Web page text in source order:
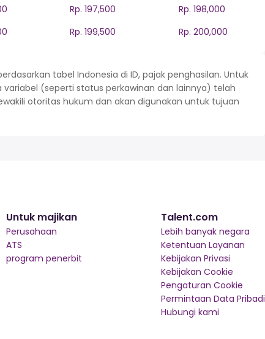
Rp. 197,500
Rp. 198,000
Rp. 199,500 Rp. 200,000
tabel Indonesia di ID, pajak penghasilan. Untuk
(seperti status perkawinan dan lainnya) telah
otoritas hukum dan akan digunakan untuk tujuan
Untuk majikan
Perusahaan
ATS
program penerbit
Talent.com
Lebih banyak negara
Ketentuan Layanan
Kebijakan Privasi
Kebijakan Cookie
Pengaturan Cookie
Permintaan Data Pribadi
Hubungi kami